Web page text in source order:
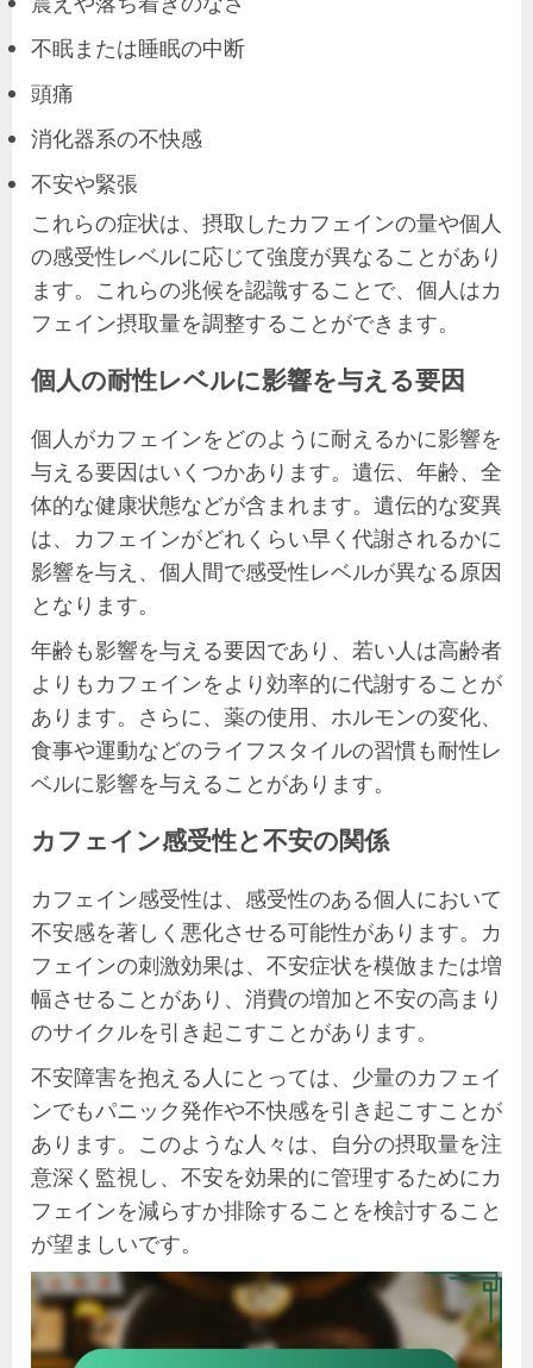
不眠または睡眠の中断
頭痛
消化器系の不快感
不安や緊張
これらの症状は、摂取したカフェインの量や個人
の感受性レベルに応じて強度が異なることがあり
ます。これらの兆候を認識することで、個人はカ
フェイン摂取量を調整することができます。
個人の耐性レベルに影響を与える要因
個人がカフェインをどのように耐えるかに影響を
与える要因はいくつかあります。遺伝、年齢、全
体的な健康状態などが含まれます。遺伝的な変異
は、カフェインがどれくらい早く代謝されるかに
影響を与え、個人間で感受性レベルが異なる原因
となります。
年齢も影響を与える要因であり、若い人は高齢者
よりもカフェインをより効率的に代謝することが
あります。さらに、薬の使用、ホルモンの変化、
食事や運動などのライフスタイルの習慣も耐性レ
ベルに影響を与えることがあります。
カフェイン感受性と不安の関係
カフェイン感受性は、感受性のある個人において
不安感を著しく悪化させる可能性があります。カ
フェインの刺激効果は、不安症状を模倣または増
幅させることがあり、消費の増加と不安の高まり
のサイクルを引き起こすことがあります。
不安障害を抱える人にとっては、少量のカフェイ
ンでもパニック発作や不快感を引き起こすことが
あります。このような人々は、自分の摂取量を注
意深く監視し、不安を効果的に管理するためにカ
フェインを減らすか排除することを検討すること
が望ましいです。